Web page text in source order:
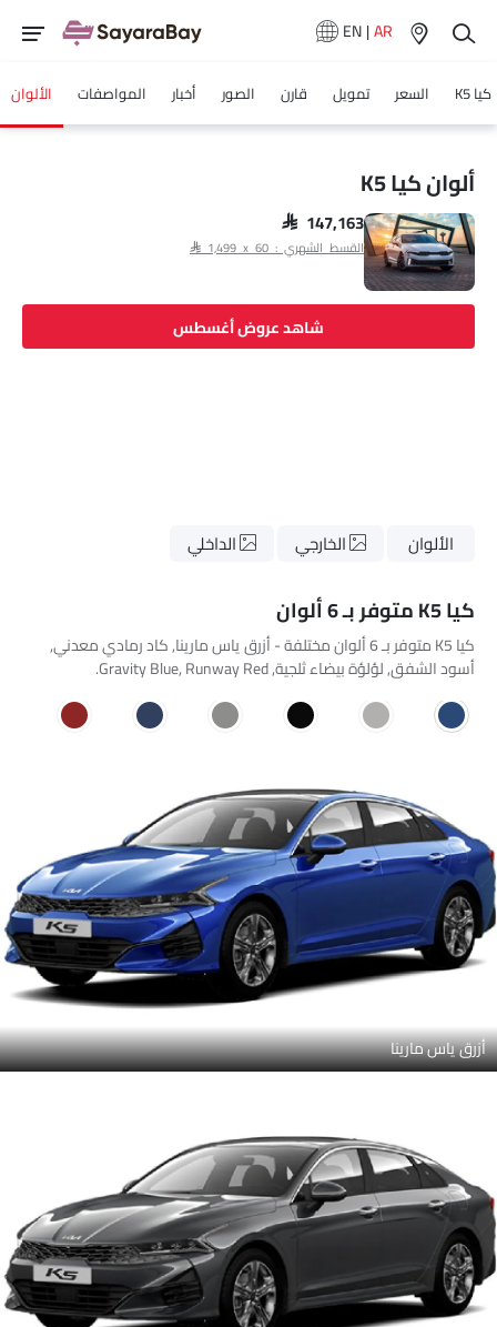
EN|AR
كيا K5 السعر تمويل قارن الصور أخبار المواصفات الألوان
ألوان كيا K5
SAR 147,163
القسط الشهري : SAR 1,499 x 60
شاهد عروض أغسطس
الألوان الخارجي الداخلي
كيا K5 متوفر بـ 6 ألوان
كيا K5 متوفر بـ 6 ألوان مختلفة - أزرق ياس مارينا, كاد رمادي معدني,
أسود الشفق, لؤلؤة بيضاء ثلجية, Gravity Blue, Runway Red.
أزرق ياس مارينا